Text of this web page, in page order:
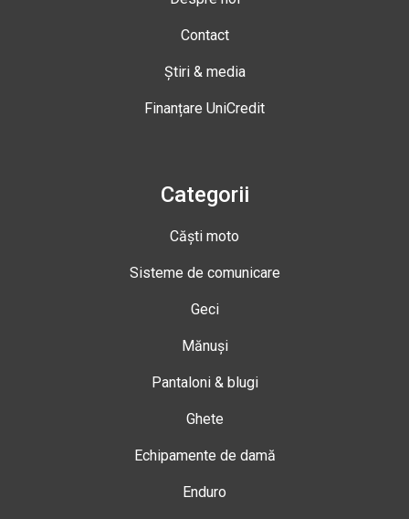
Contact
Știri & media
Finanțare UniCredit
Categorii
Căști moto
Sisteme de comunicare
Geci
Mănuși
Pantaloni & blugi
Ghete
Echipamente de damă
Enduro